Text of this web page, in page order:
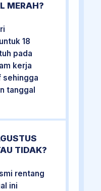
MERAH?
18
pada
kerja
sehingga
tanggal
TIDAK?
rentang
ini